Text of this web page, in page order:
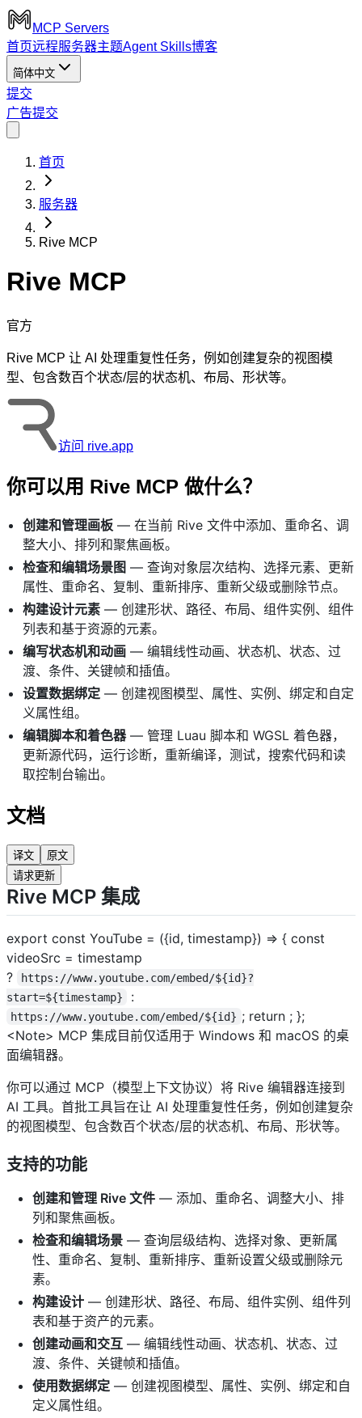
MCP Servers
首页远程服务器主题Agent Skills博客
简体中文
提交
广告提交
首页
服务器
Rive MCP
Rive MCP
官方
Rive MCP 让 AI 处理重复性任务，例如创建复杂的视图模
型、包含数百个状态/层的状态机、布局、形状等。
访问 rive.app
你可以用 Rive MCP 做什么？
创建和管理画板 — 在当前 Rive 文件中添加、重命名、调
整大小、排列和聚焦画板。
检查和编辑场景图 — 查询对象层次结构、选择元素、更新
属性、重命名、复制、重新排序、重新父级或删除节点。
构建设计元素 — 创建形状、路径、布局、组件实例、组件
列表和基于资源的元素。
编写状态机和动画 — 编辑线性动画、状态机、状态、过
渡、条件、关键帧和插值。
设置数据绑定 — 创建视图模型、属性、实例、绑定和自定
义属性组。
编辑脚本和着色器— 管理 Luau 脚本和 WGSL 着色器，
更新源代码，运行诊断，重新编译，测试，搜索代码和读
取控制台输出。
文档
译文
原文
请求更新
Rive MCP 集成
export const YouTube = ({id, timestamp}) => { const
videoSrc = timestamp
?
https://www.youtube.com/embed/${id}?
start=${timestamp}
:
https://www.youtube.com/embed/${id} ; return ; };
<Note> MCP 集成目前仅适用于 Windows 和 macOS 的桌
面编辑器。
你可以通过 MCP（模型上下文协议）将 Rive 编辑器连接到
AI 工具。首批工具旨在让 AI 处理重复性任务，例如创建复杂
的视图模型、包含数百个状态/层的状态机、布局、形状等。
支持的功能
创建和管理 Rive 文件 — 添加、重命名、调整大小、排
列和聚焦画板。
检查和编辑场景 — 查询层级结构、选择对象、更新属
性、重命名、复制、重新排序、重新设置父级或删除元
素。
构建设计 — 创建形状、路径、布局、组件实例、组件列
表和基于资产的元素。
创建动画和交互 — 编辑线性动画、状态机、状态、过
渡、条件、关键帧和插值。
使用数据绑定 — 创建视图模型、属性、实例、绑定和自
定义属性组。